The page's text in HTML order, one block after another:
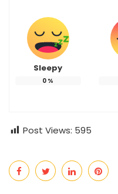
Sleepy
0 %
Post Views: 595